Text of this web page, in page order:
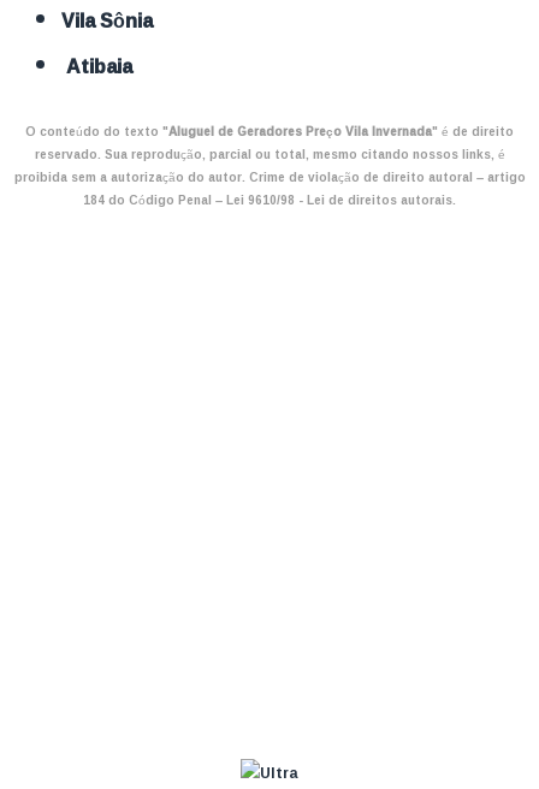
Vila Sônia
Atibaia
O conteúdo do texto "Aluguel de Geradores Preço Vila Invernada" é de direito
reservado. Sua reprodução, parcial ou total, mesmo citando nossos links, é
proibida sem a autorização do autor. Crime de violação de direito autoral – artigo
184 do Código Penal –Lei 9610/98 - Lei de direitos autorais.